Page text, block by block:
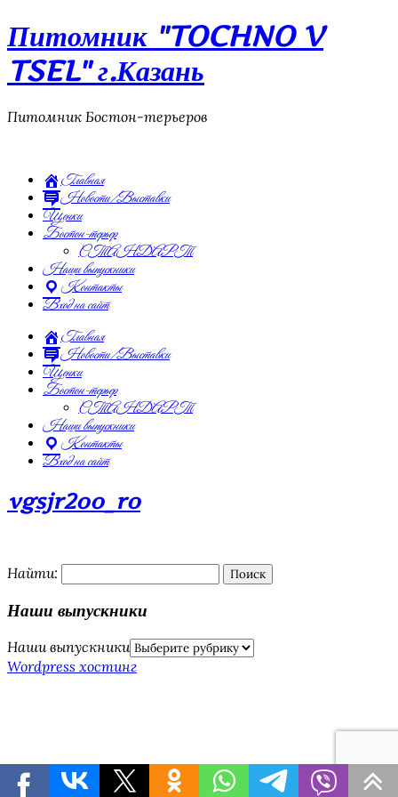
Питомник "TOCHNO V
TSEL" г.Казань
Питомник Бостон-терьеров
Главная
Новости/Выставки
Щенки
Бостон-терьер
СТАНДАРТ
Наши выпускники
Контакты
Вход на сайт
Главная
Новости/Выставки
Щенки
Бостон-терьер
СТАНДАРТ
Наши выпускники
Контакты
Вход на сайт
vgsjr2oo_ro
Найти:
Наши выпускники
Наши выпускники
Wordpress хостинг